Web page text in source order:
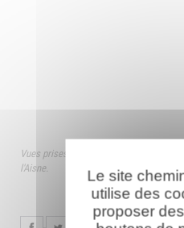
Vues prises par drone le 16 avril 2018
l'Aisne.
[Voir
Le site
utilise des
proposer